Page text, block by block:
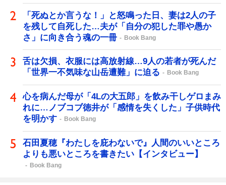
「死ぬとか言うな！」と怒鳴った日、妻は2人の子
を残して自死した…夫が「自分の犯した罪や愚か
さ」に向き合う魂の一冊
Book Bang
舌は欠損、衣服には高放射線…9人の若者が死んだ
「世界一不気味な山岳遭難」に迫る
Book Bang
心を病んだ母が「4Lの大五郎」を飲み干しゲロまみ
れに…ノブコブ徳井が「感情を失くした」子供時代
を明かす
Book Bang
石田夏穂『わたしを庇わないで』人間のいいところ
よりも悪いところを書きたい【インタビュー】
Book Bang